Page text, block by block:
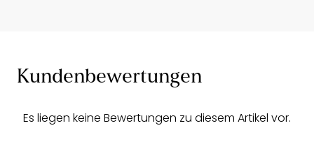
Kundenbewertungen
Es liegen keine Bewertungen zu diesem Artikel vor.